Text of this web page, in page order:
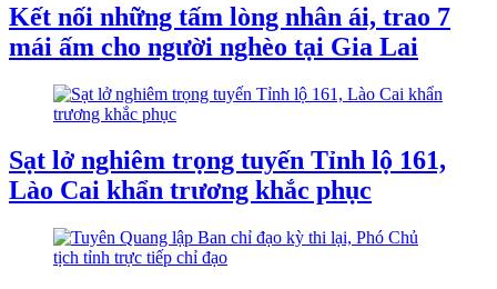
Kết nối những tấm lòng nhân ái, trao 7
mái ấm cho người nghèo tại Gia Lai
Sạt lở nghiêm trọng tuyến Tỉnh lộ 161,
Lào Cai khẩn trương khắc phục